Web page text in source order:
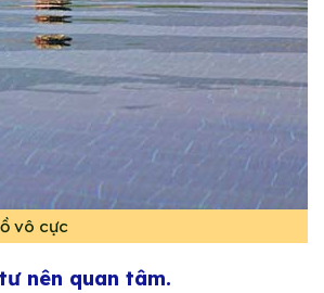
vô cực
nên quan tâm.